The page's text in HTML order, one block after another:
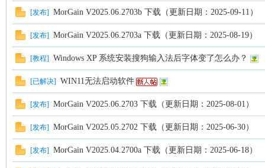
[发布] MorGain V2025.06.2703b 下载（更新日期：2025-09-11）
[发布] MorGain V2025.06.2703a 下载（更新日期：2025-08-19）
[教程] Windows XP 系统安装搜狗输入法后字体变了怎么办？
[已解决] WIN11无法启动软件
[发布] MorGain V2025.06.2703 下载（更新日期：2025-08-01）
[发布] MorGain V2025.05.2702 下载（更新日期：2025-06-30）
[发布] MorGain V2025.04.2700a 下载（更新日期：2025-06-18）